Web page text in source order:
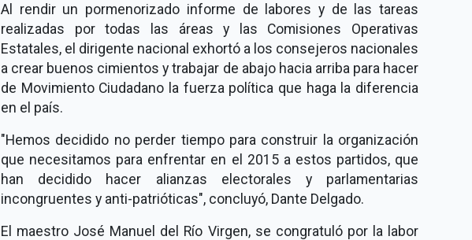
Al rendir un pormenorizado informe de labores y de las tareas
realizadas por todas las áreas y las Comisiones Operativas
Estatales, el dirigente nacional exhortó a los consejeros nacionales
a crear buenos cimientos y trabajar de abajo hacia arriba para hacer
de Movimiento Ciudadano la fuerza política que haga la diferencia
en el país.
"Hemos decidido no perder tiempo para construir la organización
que necesitamos para enfrentar en el 2015 a estos partidos, que
han decidido hacer alianzas electorales y parlamentarias
incongruentes y anti-patrióticas", concluyó, Dante Delgado.
El maestro José Manuel del Río Virgen, se congratuló por la labor